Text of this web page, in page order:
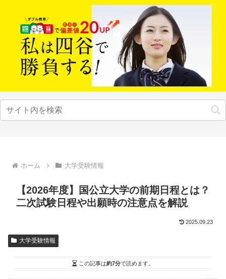
ホーム 大学受験情報
【2026年度】国公立大学の前期日程とは？
二次試験日程や出願時の注意点を解説
2025.09.23
大学受験情報
この記事は約7分で読めます。